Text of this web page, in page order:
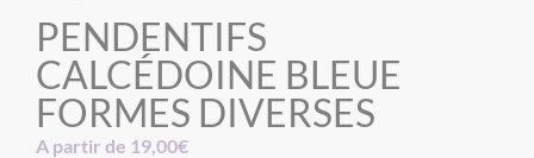
PENDENTIFS
CALCÉDOINE BLEUE
FORMES DIVERSES
A partir de 19,00€